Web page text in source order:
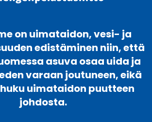
on uimataidon, vesi- ja
edistäminen niin, että
asuva osaa uida ja
varaan joutuneen, eikä
uimataidon puutteen
johdosta.